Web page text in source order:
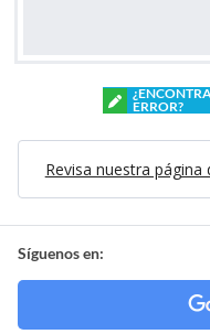
ERROR?
Revisa nuestra página
Síguenos en: